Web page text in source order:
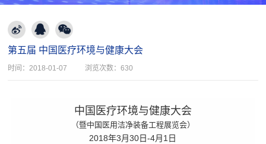
第五届 中国医疗环境与健康大会
时间： 2018-01-07 浏览次数：630
中国医疗环境与健康大会
（暨中国医用洁净装备工程展览会）
2018年3月30日-4月1日